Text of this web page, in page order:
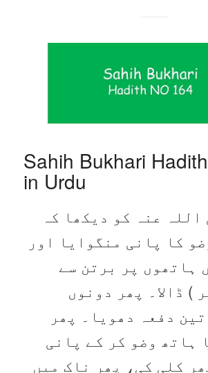
Sahih Bukhari
in Urdu
اللہ عنہ کو دیکھا کہ
کا پانی منگوایا اور
ہاتھوں پر برتن سے
) ڈالا۔ پھر دونوں
دفعہ دھویا۔ پھر
ہاتھ وضو کر کے پانی
کلی کی، پھر ناک میں